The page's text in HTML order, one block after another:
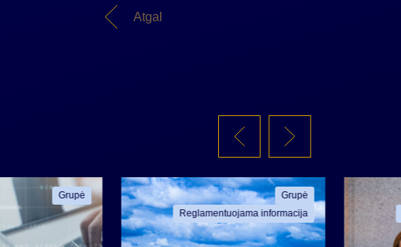
Atgal
Grupė
Grupė
Reglamentuojama informacija